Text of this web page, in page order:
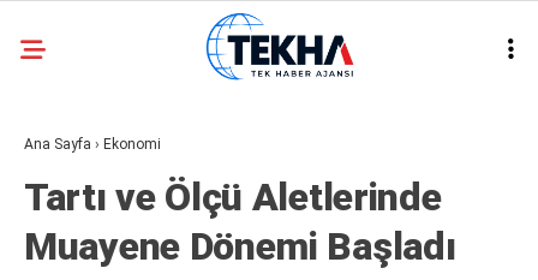
25.1
ASAYIŞ
GÜNDEM
Ana Sayfa › Ekonomi
Tartı ve Ölçü Aletlerinde
Muayene Dönemi Başladı